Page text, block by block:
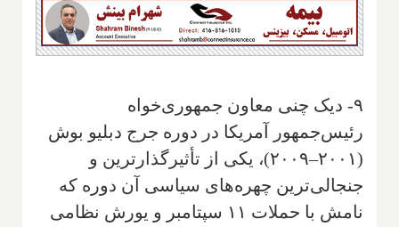
۹- دیک چنی معاون جمهوری‌خواه
رئیس‌جمهور آمریکا در دوره جرج دبلیو بوش
(۲۰۰۱–۲۰۰۹)، یکی از تأثیرگذارترین و
جنجالی‌ترین چهره‌های سیاسی آن دوره که
نامش با حملات ۱۱ سپتامبر و یورش نظامی